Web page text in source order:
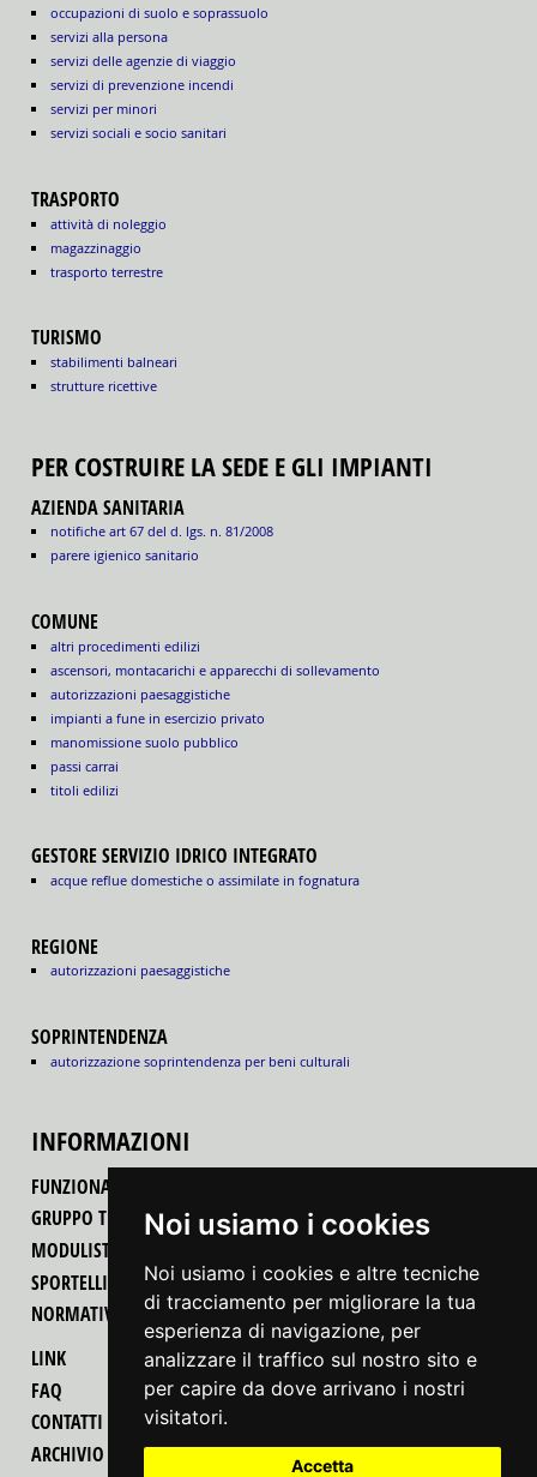
Noi usiamo i cookies
Noi usiamo i cookies e altre tecniche
di tracciamento per migliorare la tua
esperienza di navigazione, per
analizzare il traffico sul nostro sito e
per capire da dove arrivano i nostri
visitatori.
Accetta
occupazioni di suolo e soprassuolo
servizi alla persona
servizi delle agenzie di viaggio
servizi di prevenzione incendi
servizi per minori
servizi sociali e socio sanitari
TRASPORTO
attività di noleggio
magazzinaggio
trasporto terrestre
TURISMO
stabilimenti balneari
strutture ricettive
PER COSTRUIRE LA SEDE E GLI IMPIANTI
AZIENDA SANITARIA
notifiche art 67 del d. lgs. n. 81/2008
parere igienico sanitario
COMUNE
altri procedimenti edilizi
ascensori, montacarichi e apparecchi di sollevamento
autorizzazioni paesaggistiche
impianti a fune in esercizio privato
manomissione suolo pubblico
passi carrai
titoli edilizi
GESTORE SERVIZIO IDRICO INTEGRATO
acque reflue domestiche o assimilate in fognatura
REGIONE
autorizzazioni paesaggistiche
SOPRINTENDENZA
autorizzazione soprintendenza per beni culturali
INFORMAZIONI
FUNZIONALITÀ DEL PORTALE
GRUPPO TECNICO REGIONALE
MODULISTICA
SPORTELLI UNICI PER LE ATTIVITÀ PRODUTTIVE
NORMATIVA
LINK
FAQ
CONTATTI
ARCHIVIO MODIFICHE PROCEDIMENTI-MODULI